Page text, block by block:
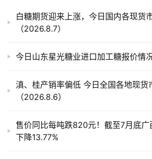
运
白糖期货迎来上涨，今日国内各现货
（2026.8.7）
今日山东星光糖业进口加工糖报价情
滇、桂产销率偏低 今日全国各地现货
（2026.8.6）
售价同比每吨跌820元！截至7月底广
下降13.77%